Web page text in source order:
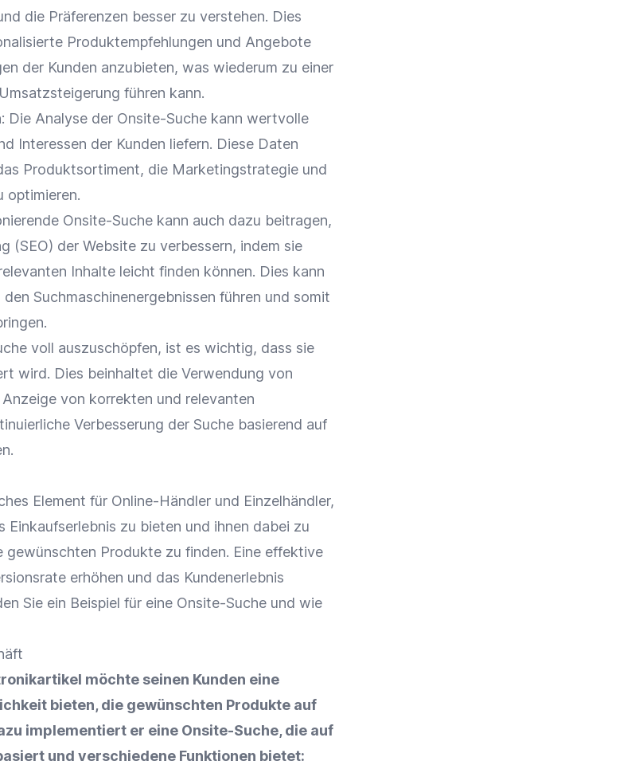
die Präferenzen besser zu verstehen. Dies
Produktempfehlungen und Angebote
der Kunden anzubieten, was wiederum zu einer
Umsatzsteigerung führen kann.
Die Analyse der Onsite-Suche kann wertvolle
Interessen der Kunden liefern. Diese Daten
Produktsortiment, die Marketingstrategie und
optimieren.
Onsite-Suche kann auch dazu beitragen,
(SEO) der Website zu verbessern, indem sie
Inhalte leicht finden können. Dies kann
den Suchmaschinenergebnissen führen und somit
voll auszuschöpfen, ist es wichtig, dass sie
wird. Dies beinhaltet die Verwendung von
von korrekten und relevanten
Verbesserung der Suche basierend auf
Element für Online-Händler und Einzelhändler,
Einkaufserlebnis zu bieten und ihnen dabei zu
gewünschten Produkte zu finden. Eine effektive
erhöhen und das Kundenerlebnis
Sie ein Beispiel für eine Onsite-Suche und wie
möchte seinen Kunden eine
bieten, die gewünschten Produkte auf
implementiert er eine Onsite-Suche, die auf
und verschiedene Funktionen bietet: